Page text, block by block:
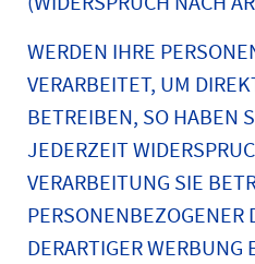
WERDEN IHRE
VERARBEITET, UM
BETREIBEN, SO HABEN
JEDERZEIT
VERARBEITUNG SIE
PERSONENBEZOGENER
DERARTIGER WERBUNG